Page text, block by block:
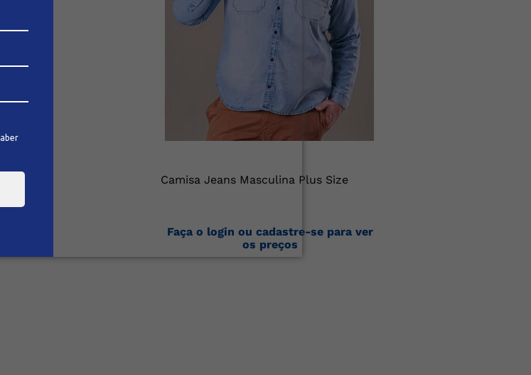
Camisa Jeans Masculina Plus Size
Faça o login ou cadastre-se para ver
os preços